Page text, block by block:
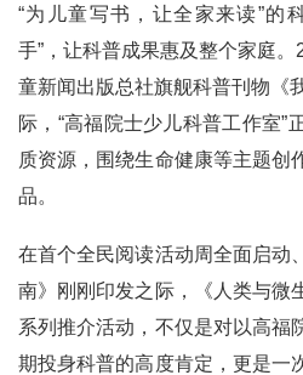
“为儿童写书，让全家来读”的
手”，让科普成果惠及整个家庭
童新闻出版总社旗舰科普刊物《
际，“高福院士少儿科普工作室”
质资源，围绕生命健康等主题创
品。
在首个全民阅读活动周全面启动
南》刚刚印发之际，《人类与微
系列推介活动，不仅是对以高福
期投身科普的高度肯定，更是一